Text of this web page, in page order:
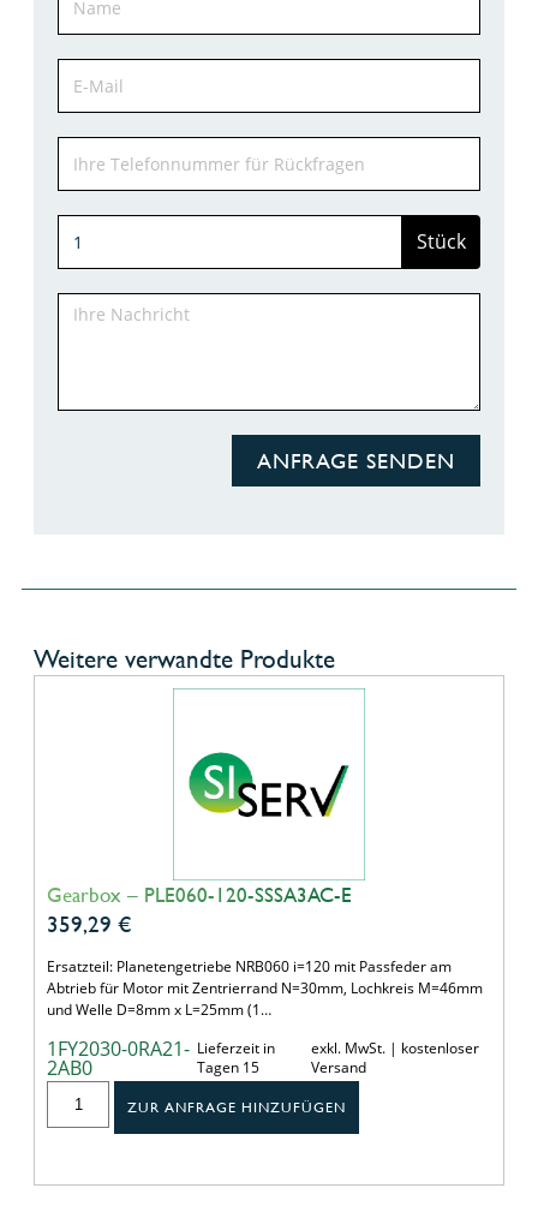
Stück
ANFRAGE SENDEN
Weitere verwandte Produkte
Gearbox – PLE060-120-SSSA3AC-E
359,29 €
Ersatzteil: Planetengetriebe NRB060 i=120 mit Passfeder am
Abtrieb für Motor mit Zentrierrand N=30mm, Lochkreis M=46mm
und Welle D=8mm x L=25mm (1…
1FY2030-0RA21-
2AB0
Lieferzeit in
Tagen 15
exkl. MwSt. | kostenloser
Versand
ZUR ANFRAGE HINZUFÜGEN